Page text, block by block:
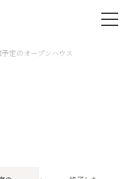
予定のオープンハウス